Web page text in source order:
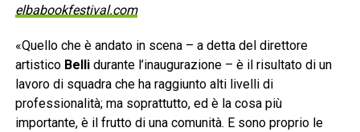
elbabookfestival.com
«Quello che è andato in scena – a detta del direttore
artistico Bellidurante l’inaugurazione – è il risultato di un
lavoro di squadra che ha raggiunto alti livelli di
professionalità; ma soprattutto, ed è la cosa più
importante, è il frutto di una comunità. E sono proprio le